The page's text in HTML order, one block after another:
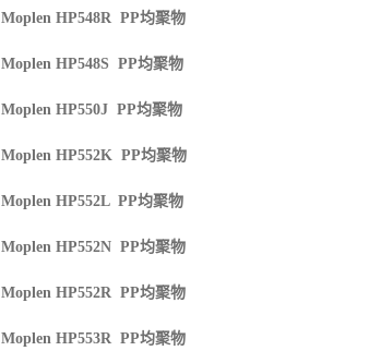
Moplen HP548R PP均聚物
Moplen HP548S PP均聚物
Moplen HP550J PP均聚物
Moplen HP552K PP均聚物
Moplen HP552L PP均聚物
Moplen HP552N PP均聚物
Moplen HP552R PP均聚物
Moplen HP553R PP均聚物